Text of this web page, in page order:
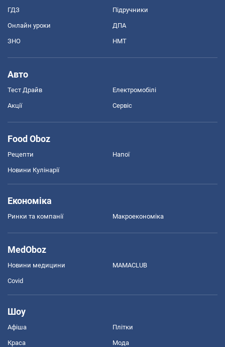
ГДЗ Підручники
Онлайн уроки ДПА
ЗНО НМТ
Авто
Тест Драйв Електромобілі
Акції Сервіс
Food Oboz
Рецепти Напої
Новини Кулінарії
Економіка
Ринки та компанії Макроекономіка
MedOboz
Новини медицини MAMACLUB
Covid
Шоу
Афіша Плітки
Краса Мода